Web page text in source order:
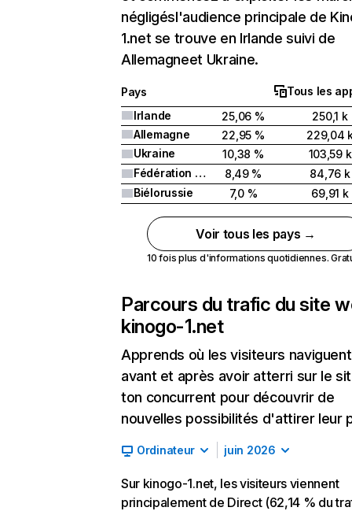
négligésl'audience principale de
1.net se trouve en Irlande suivi de
Allemagneet Ukraine.
Pays
Tous les
Irlande
25,06 %
250,1 k
Allemagne
22,95 %
229,04
Ukraine
10,38 %
103,59 k
Fédération de Russie
8,49 %
84,76 k
Biélorussie
7,0 % 69,91 k
Voir tous les pays →
10 fois plus d'informations quotidiennes.
Parcours du trafic du site
kinogo-1.net
Apprends où les visiteurs naviguent
avant et après avoir atterri sur le
ton concurrent pour découvrir de
nouvelles possibilités d'attirer leur
Ordinateur juin 2026
Sur kinogo-1.net, les visiteurs viennent
principalement de Direct (62,14 % du